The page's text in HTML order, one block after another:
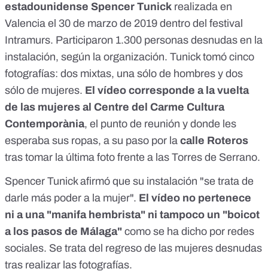
estadounidense Spencer Tunick realizada en
Valencia el 30 de marzo de 2019 dentro del festival
Intramurs. Participaron 1.300 personas desnudas en la
instalación, según la organización. Tunick tomó cinco
fotografías: dos mixtas, una sólo de hombres y dos
sólo de mujeres. El vídeo corresponde a la vuelta
de las mujeres al Centre del Carme Cultura
Contemporània, el punto de reunión y donde les
esperaba sus ropas, a su paso por la calle Roteros
tras tomar la última foto frente a las Torres de Serrano.
Spencer Tunick afirmó que su instalación "se trata de
darle más poder a la mujer". El vídeo no pertenece
ni a una "manifa hembrista" ni tampoco un "boicot
a los pasos de Málaga" como se ha dicho por redes
sociales. Se trata del regreso de las mujeres desnudas
tras realizar las fotografías.